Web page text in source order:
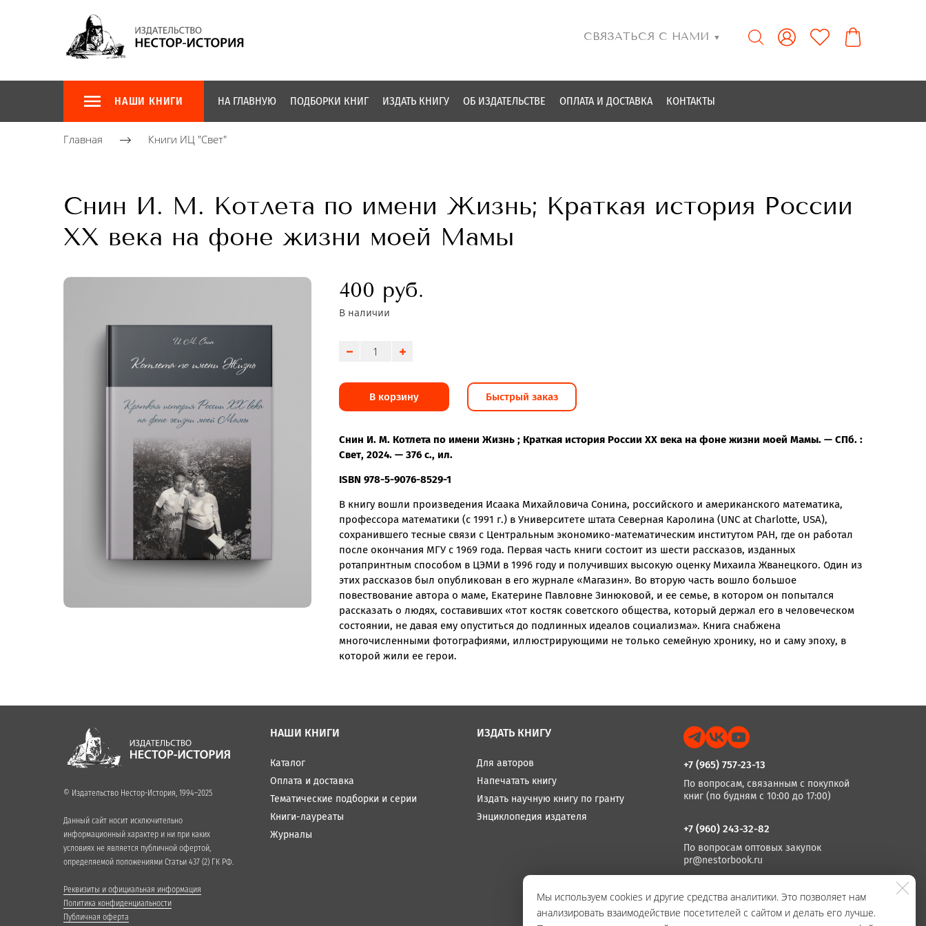
СВЯЗАТЬСЯ С НАМИ ▼
НАШИ КНИГИ НА ГЛАВНУЮ ПОДБОРКИ КНИГ ИЗДАТЬ КНИГУ ОБ ИЗДАТЕЛЬСТВЕ ОПЛАТА И ДОСТАВКА КОНТАКТЫ
Главная Книги ИЦ "Свет"
Снин И. М. Котлета по имени Жизнь; Краткая история России
XX века на фоне жизни моей Мамы
400 руб.
В наличии
В корзину Быстрый заказ
Снин И. М. Котлета по имени Жизнь ; Краткая история России XX века на фоне жизни моей Мамы. — СПб. :
Свет, 2024. — 376 с., ил.
ISBN 978-5-9076-8529-1
В книгу вошли произведения Исаака Михайловича Сонина, российского и американского математика,
профессора математики (с 1991 г.) в Университете штата Северная Каролина (UNC at Charlotte, USA),
сохранившего тесные связи с Центральным экономико-математическим институтом РАН, где он работал
после окончания МГУ с 1969 года. Первая часть книги состоит из шести рассказов, изданных
ротапринтным способом в ЦЭМИ в 1996 году и получивших высокую оценку Михаила Жванецкого. Один из
этих рассказов был опубликован в его журнале «Магазин». Во вторую часть вошло большое
повествование автора о маме, Екатерине Павловне Зинюковой, и ее семье, в котором он попытался
рассказать о людях, составивших «тот костяк советского общества, который держал его в человеческом
состоянии, не давая ему опуститься до подлинных идеалов социализма». Книга снабжена
многочисленными фотографиями, иллюстрирующими не только семейную хронику, но и саму эпоху, в
которой жили ее герои.
© Издательство Нестор-История, 1994–2025
Данный сайт носит исключительно
информационный характер и ни при каких
условиях не является публичной офертой,
определяемой положениями Статьи 437 (2) ГК РФ.
Реквизиты и официальная информация
Политика конфиденциальности
Публичная оферта
НАШИ КНИГИ
Каталог
Оплата и доставка
Тематические подборки и серии
Книги-лауреаты
Журналы
ИЗДАТЬ КНИГУ
Для авторов
Напечатать книгу
Издать научную книгу по гранту
Энциклопедия издателя
+7 (965) 757-23-13
По вопросам, связанным с покупкой
книг (по будням с 10:00 до 17:00)
+7 (960) 243-32-82
По вопросам оптовых закупок
pr@nestorbook.ru
+7 (812) 983-03-74, +7 (812) 235 15 86
По вопросам издания книг
Мы используем cookies и другие средства аналитики. Это позволяет нам
анализировать взаимодействие посетителей с сайтом и делать его лучше.